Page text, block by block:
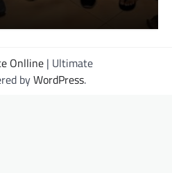
Onlline | Ultimate
byWordPress.